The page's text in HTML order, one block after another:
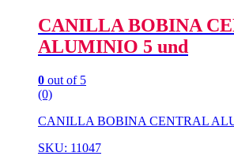
CANILLA BOBINA
ALUMINIO 5 und
0 out of 5
(0)
CANILLA BOBINA CENTRAL
SKU: 11047